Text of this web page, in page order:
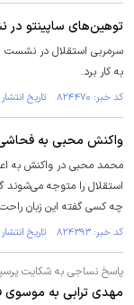
توهین‌های ساپینتو
سرمربی استقلال در نشست
به کار برد.
کد خبر: ۸۲۴۴۷۰ تاریخ انتشار : ۱۴۰۱/۱۱/۲۴
واکنش محبی به فحاشی
محمد محبی در واکنش به
استقلال را متوجه می‌شوند
چه کسی گفته این زبان
کد خبر: ۸۲۴۳۹۳ تاریخ انتشار : ۱۴۰۱/۱۱/۲۴
پاسخ نساجی به شکایت
مهدی ترابی به